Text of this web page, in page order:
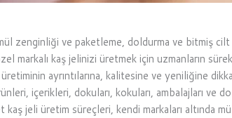
zenginliği ve paketleme, doldurma ve bitmiş cilt
markalı kaş jelinizi üretmek için uzmanların
ayrıntılarına, kalitesine ve yeniliğine
içerikleri, dokuları, kokuları, ambalajları ve
jeli üretim süreçleri, kendi markaları altında